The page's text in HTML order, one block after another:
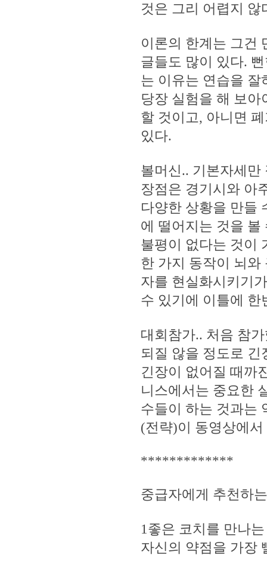
것은 그리 어렵지 않
이론의 한계는 그건
글들도 많이 있다.
는 이유는 연습을 잘
당장 실험을 해 보
할 것이고, 아니면
있다.
볼머신.. 기본자세만
장점은 경기시와 아
다양한 상황을 만들
에 떨어지는 것을 볼
불평이 없다는 것이
한 가지 동작이 뇌와
자를 현실화시키기
수 있기에 이틀에 한
대회참가.. 처음 참
되질 않을 정도로 긴
긴장이 없어질 때까
니스에서는 중요한
수들이 하는 것과는
(전략)이 동영상에
*************
중급자에게 추천하
1좋은 코치를 만나
자신의 약점을 가장